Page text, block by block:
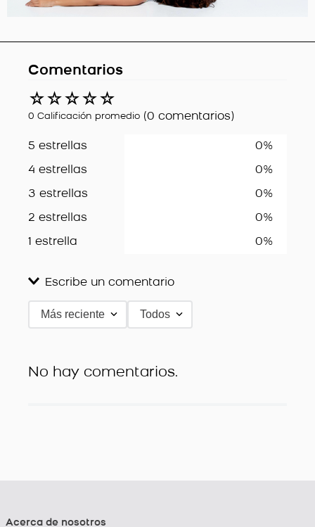
Comentarios
☆☆☆☆☆
0 Calificación promedio (0 comentarios)
5 estrellas 0%
4 estrellas 0%
3 estrellas 0%
2 estrellas 0%
1 estrella 0%
Escribe un comentario
Agregar comentario
Más reciente Todos
No hay comentarios.
Acerca de nosotros